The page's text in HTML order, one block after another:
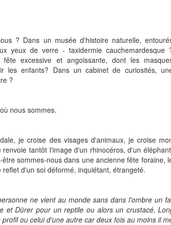
? Dans un musée d'histoire naturelle,
yeux de verre - taxidermie cauchemardesque
fête excessive et angoissante, dont les
les enfants? Dans un cabinet de curiosités,
?
nous sommes.
je croise des visages d'animaux, je croise
tantôt l'image d'un rhinocéros, d'un
sommes-nous dans une ancienne fête foraine,
reflet d'un soi déformé, inquiétant, étrangeté.
ne vient au monde sans dans l'ombre un
et Dürer pour un reptile ou alors un crustacé,
ou celui d'une autre car deux fois au moins il